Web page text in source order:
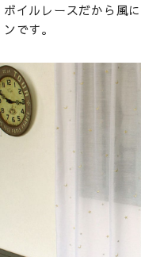
ボイルレースだから風
ンです。